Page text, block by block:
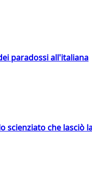
paradossi all'italiana
scienziato che lasciò